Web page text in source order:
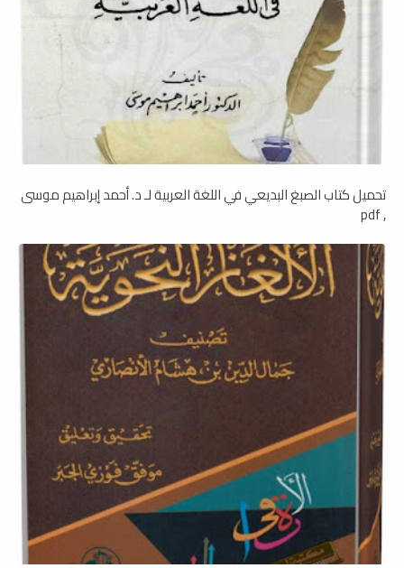
تحميل كتاب الصبغ البديعي في اللغة العربية لـ د. أحمد إبراهيم موسى
, pdf